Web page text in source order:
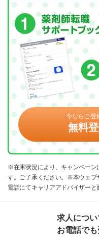
今ならご登
無料
※在庫状況により、キャンペーン
す。ご了承ください。※本ウェブ
電話にてキャリアアドバイザーと
求人につ
お電話で